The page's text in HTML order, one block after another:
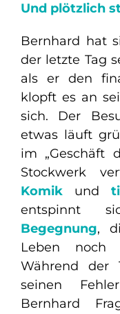
Und plötzlich
Bernhard hat
der letzte Tag
als er den
klopft es an
sich. Der
etwas läuft
im „Geschäft
Stockwerk
Komikund
entspinnt
Begegnung,
Leben noch
Während der
seinen
Bernhard